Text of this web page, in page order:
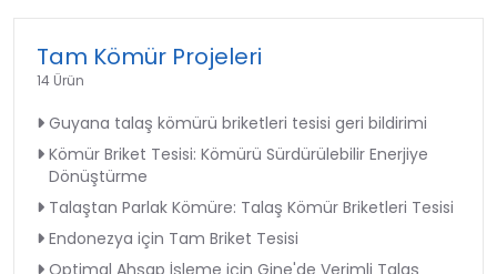
Tam Kömür Projeleri
14 Ürün
Guyana talaş kömürü briketleri tesisi geri bildirimi
Kömür Briket Tesisi: Kömürü Sürdürülebilir Enerjiye
Dönüştürme
Talaştan Parlak Kömüre: Talaş Kömür Briketleri Tesisi
Endonezya için Tam Briket Tesisi